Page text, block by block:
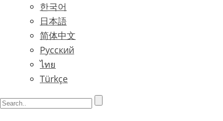
한국어
日本語
简体中文
Русский
ไทย
Türkçe